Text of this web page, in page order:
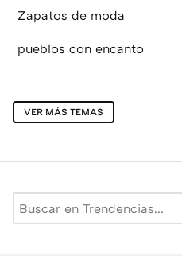
Zapatos de moda
pueblos con encanto
VER MÁS TEMAS